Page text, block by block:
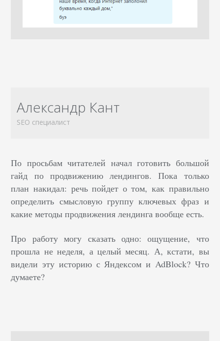
Александр Кант
SEO специалист
По просьбам читателей начал готовить большой
гайд по продвижению лендингов. Пока только
план накидал: речь пойдет о том, как правильно
определить смысловую группу ключевых фраз и
какие методы продвижения лендинга вообще есть.
Про работу могу сказать одно: ощущение, что
прошла не неделя, а целый месяц. А, кстати, вы
видели эту историю с Яндексом и AdBlock? Что
думаете?